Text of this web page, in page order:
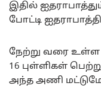
இதில்
போட்டி
நேற்று வரை உள்ள
16 புள்ளிகள்
அந்த அணி மட்டுமே